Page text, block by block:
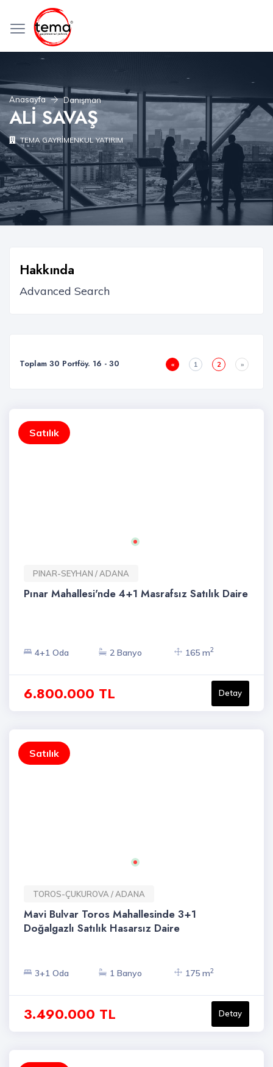
Anasayfa Danışman
ALİ SAVAŞ
TEMA GAYRİMENKUL YATIRIM
Hakkında
Toplam 30 Portföy. 16 - 30 « 1 2 »
Satılık
PINAR-SEYHAN / ADANA
Pınar Mahallesi'nde 4+1 Masrafsız Satılık Daire
4+1 Oda 2 Banyo 165 m2
6.800.000 TL Detay
Satılık
TOROS-ÇUKUROVA / ADANA
Mavi Bulvar Toros Mahallesinde 3+1
Doğalgazlı Satılık Hasarsız Daire
3+1 Oda 1 Banyo 175 m2
3.490.000 TL Detay